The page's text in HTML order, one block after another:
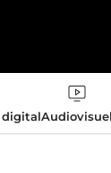
digitalAudiovisuel